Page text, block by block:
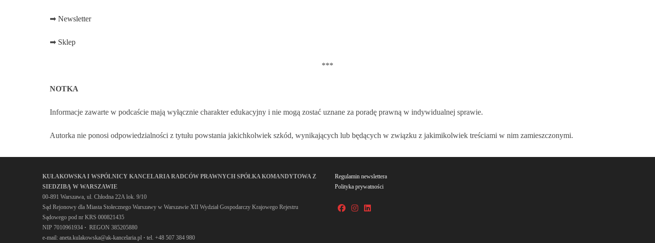
➡ Newsletter
➡ Sklep
***
NOTKA
Informacje zawarte w podcaście mają wyłącznie charakter edukacyjny i nie mogą zostać uznane za poradę prawną w indywidualnej sprawie.
Autorka nie ponosi odpowiedzialności z tytułu powstania jakichkolwiek szkód, wynikających lub będących w związku z jakimikolwiek treściami w nim zamieszczonymi.
KUŁAKOWSKA I WSPÓLNICY KANCELARIA RADCÓW PRAWNYCH SPÓŁKA KOMANDYTOWA Z
SIEDZIBĄ W WARSZAWIE
00-891 Warszawa, ul. Chłodna 22A lok. 9/10
Sąd Rejonowy dla Miasta Stołecznego Warszawy w Warszawie XII Wydział Gospodarczy Krajowego Rejestru
Sądowego pod nr KRS 000821435
NIP 7010961934 · REGON 385205880
e-mail: aneta.kulakowska@ak-kancelaria.pl · tel. +48 507 384 980
Regulamin newslettera
Polityka prywatności